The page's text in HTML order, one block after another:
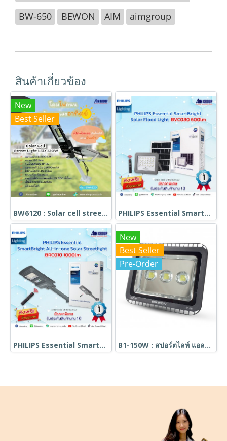
BW-650
BEWON AIM aimgroup
สินค้าเกี่ยวข้อง
New
Best Seller
BW6120 : Solar cell street light LED 120W PHILIPS Essential SmartBright Solar Flood Light BVC080 600lm
PHILIPS Essential SmartBright All-in-one Solar Streetlight BRC010 1000lm
New
Best Seller
Pre-Order
B1-150W : สปอร์ตไลท์ แอลอีดี บีวัน 150W